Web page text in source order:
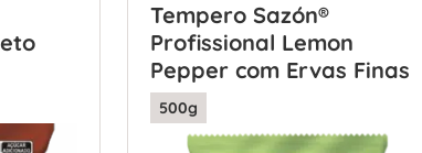
Tempero Sazón®
Profissional Lemon
Pepper com Ervas Finas
500g